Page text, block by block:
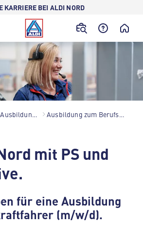
KARRIERE BEI ALDI NORD
Ausbildung & Studium Ausbildung zum Berufskraftfahrer (m/w/d)
mit PS und
für eine Ausbildung
(m/w/d).